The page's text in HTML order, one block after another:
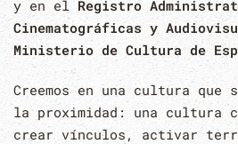
y en el Registro
Cinematográficas y
Ministerio de Cultura de
Creemos en una cultura que
la proximidad: una cultura
crear vínculos, activar